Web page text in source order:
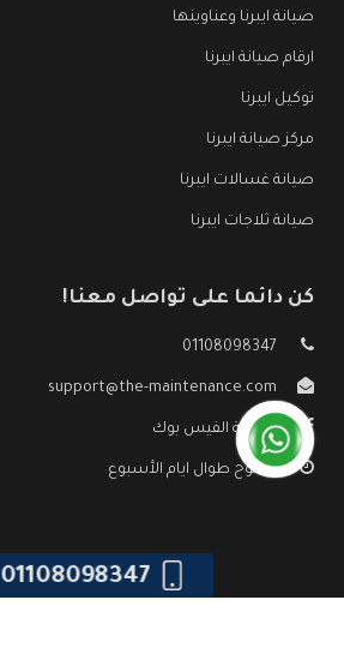
صيانة ايبرنا وعناوينها
ارقام صيانة ايبرنا
توكيل ايبرنا
مركز صيانة ايبرنا
صيانة غسالات ايبرنا
صيانة ثلاجات ايبرنا
كن دائما على تواصل معنا!
01108098347
support@the-maintenance.com
صفحة الفيس بوك
مفتوح طوال ايام الأسبوع
01108098347